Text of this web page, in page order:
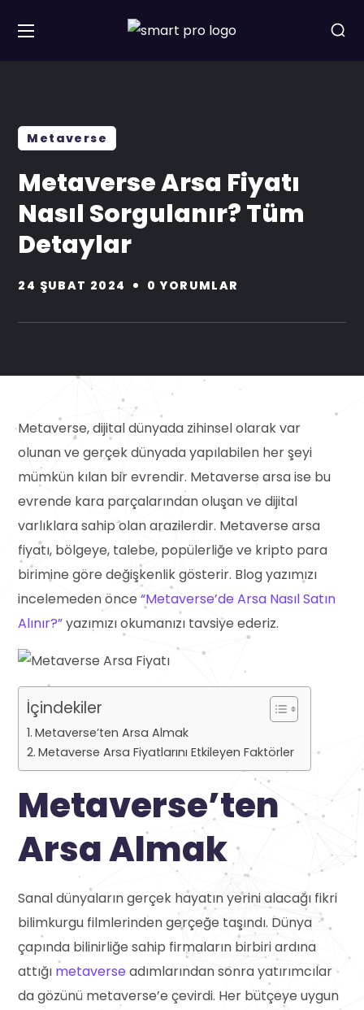
Metaverse
Metaverse Arsa Fiyatı
Nasıl Sorgulanır? Tüm
Detaylar
24 ŞUBAT 2024 0 YORUMLAR
Metaverse, dijital dünyada zihinsel olarak var
olunan ve gerçek dünyada yapılabilen her şeyi
mümkün kılan bir evrendir. Metaverse arsa ise bu
evrende kara parçalarından oluşan ve dijital
varlıklara sahip olan arazilerdir. Metaverse arsa
fiyatı, bölgeye, talebe, popülerliğe ve kripto para
birimine göre değişkenlik gösterir. Blog yazımızı
incelemeden önce“Metaverse’de Arsa Nasıl Satın
Alınır?”yazımızı okumanızı tavsiye ederiz.
İçindekiler
Metaverse’ten Arsa Almak
Metaverse Arsa Fiyatlarını Etkileyen Faktörler
Metaverse’ten
Arsa Almak
Sanal dünyaların gerçek hayatın yerini alacağı fikri
bilimkurgu filmlerinden gerçeğe taşındı. Dünya
çapında bilinirliğe sahip firmaların birbiri ardına
attığı metaverse adımlarından sonra yatırımcılar
da gözünü metaverse’e çevirdi. Her bütçeye uygun